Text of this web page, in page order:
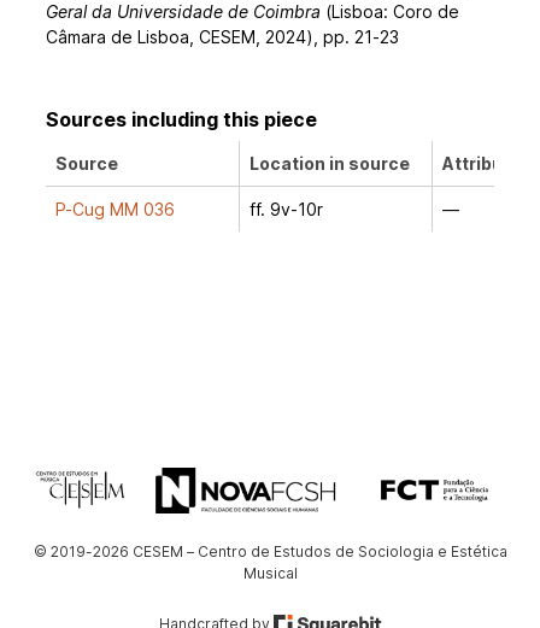
Geral da Universidade de Coimbra (Lisboa: Coro de
Câmara de Lisboa, CESEM, 2024), pp. 21-23
Sources including this piece
Source Location in source Attribution
P-Cug MM 036 ff. 9v-10r —
© 2019-2026 CESEM – Centro de Estudos de Sociologia e Estética
Musical
Handcrafted by